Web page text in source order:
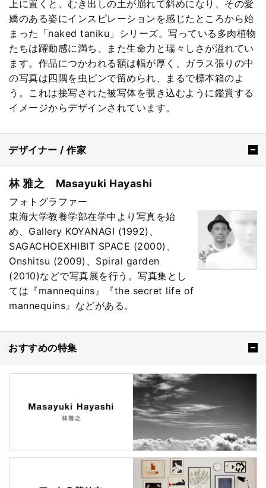
上に置くと、むき出しの土が崩れて斜めになり、その愛
嬌のある姿にインスピレーションを感じたところから始
まった「naked taniku」シリーズ。写っている多肉植物
たちは躍動感に満ち、また生命力と瑞々しさが溢れてい
ます。作品につかわれる額は幅が厚く、ガラス張りの中
の写真は四隅を虫ピンで留められ、まるで標本箱のよ
う。これは接写された被写体を覗き込むように鑑賞する
イメージからデザインされています。
デザイナー / 作家
林 雅之 Masayuki Hayashi
フォトグラファー
東海大学教養学部在学中より写真を始
め、Gallery KOYANAGI (1992)、
SAGACHOEXHIBIT SPACE (2000)、
Onshitsu (2009)、Spiral garden
(2010)などで写真展を行う。写真集とし
ては『mannequins』『the secret life of
mannequins』などがある。
おすすめの特集